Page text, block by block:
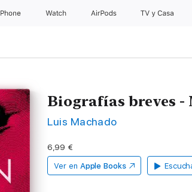
Watch AirPods TV y Casa
Biografías breves
Luis Machado
6,99 €
Ver en Apple Books